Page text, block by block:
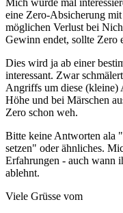
Mich würde mal
eine Zero-Absicherung
möglichen Verlust bei
Gewinn endet, sollte Zero
Dies wird ja ab einer
interessant. Zwar
Angriffs um diese (kleine)
Höhe und bei Märschen
Zero schon weh.
Bitte keine Antworten ala
setzen" oder ähnliches.
Erfahrungen - auch wann
ablehnt.
Viele Grüsse vom